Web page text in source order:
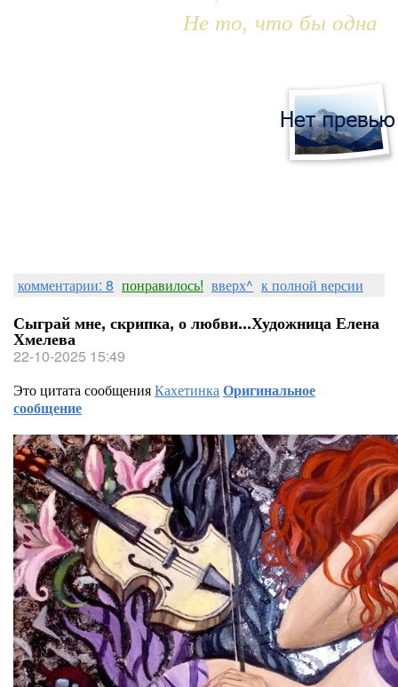
Не то, что бы одна
комментарии: 8 понравилось! вверх^ к полной версии
Сыграй мне, скрипка, о любви...Художница Елена
Хмелева
22-10-2025 15:49
Это цитата сообщенияКахетинкаОригинальное
сообщение